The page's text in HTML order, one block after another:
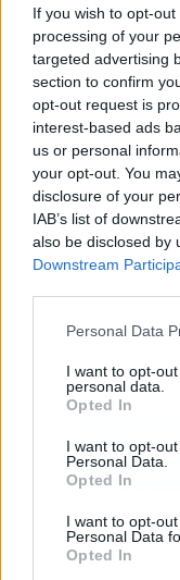
If you wish to opt-
processing of your
targeted advertising
section to confirm
opt-out request is
interest-based ads
us or personal
your opt-out. You
disclosure of your
IAB’s list of
also be disclosed by
Downstream
Personal Data
I want to opt-
personal data.
Opted In
I want to opt-
Personal Data.
Opted In
I want to opt-
Personal Data
Opted In